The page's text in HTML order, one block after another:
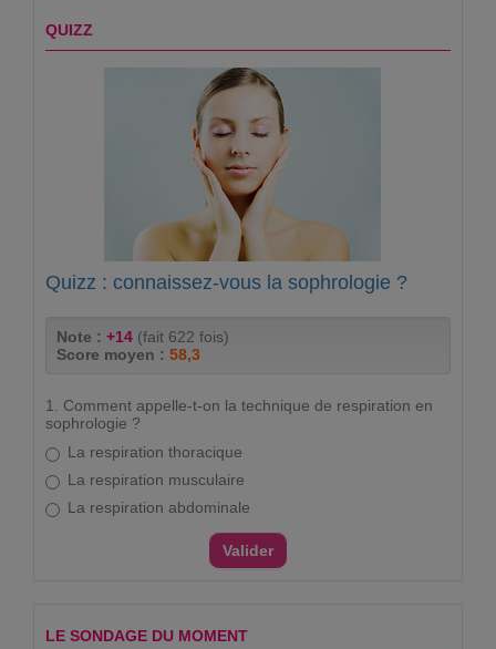
QUIZZ
Quizz : connaissez-vous la sophrologie ?
Note : +14 (fait 622 fois)
Score moyen : 58,3
1. Comment appelle-t-on la technique de respiration en
sophrologie ?
La respiration thoracique
La respiration musculaire
La respiration abdominale
LE SONDAGE DU MOMENT